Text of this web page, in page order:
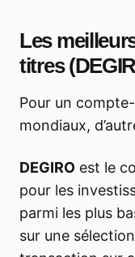
Les
titres
Pour un
mondiaux,
DEGIRO est le
pour les
parmi les plus
sur une